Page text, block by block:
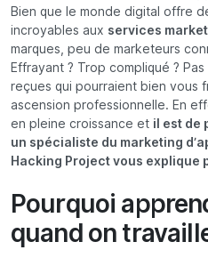
Bien que le monde digital offre
incroyables aux services
marques, peu de marketeurs
Effrayant ? Trop compliqué ?
reçues qui pourraient bien vous
ascension professionnelle. En
en pleine croissance et il est de
un spécialiste du marketing
Hacking Project vous explique
Pourquoi
quand on